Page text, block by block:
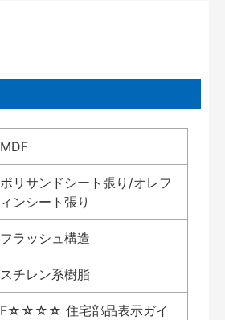
MDF
ポリサンドシート張り/オレフ
ィンシート張り
フラッシュ構造
スチレン系樹脂
F☆☆☆☆ 住宅部品表示ガイ